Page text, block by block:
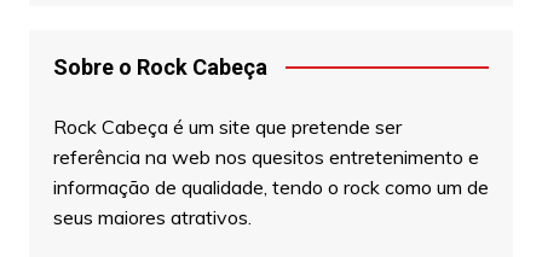
Sobre o Rock Cabeça
Rock Cabeça é um site que pretende ser
referência na web nos quesitos entretenimento e
informação de qualidade, tendo o rock como um de
seus maiores atrativos.